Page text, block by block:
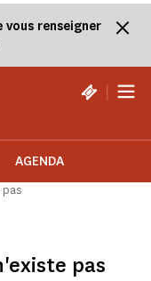
vous renseigner
|
AGENDA
pas
pas